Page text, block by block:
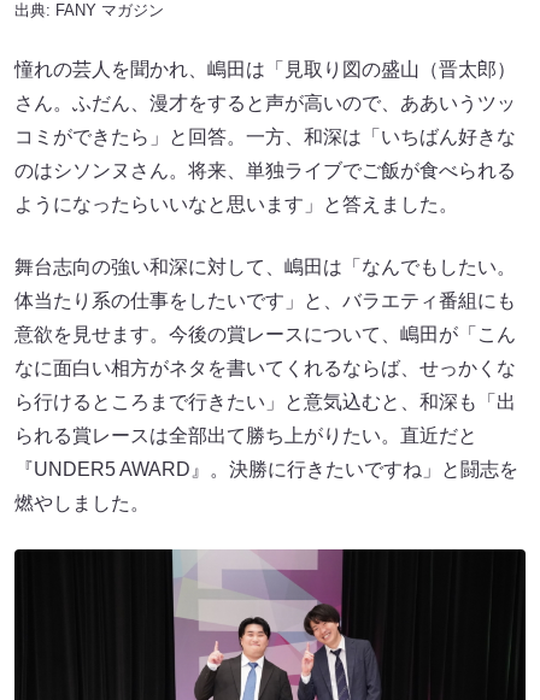
出典: FANY マガジン
憧れの芸人を聞かれ、嶋田は「見取り図の盛山（晋太郎）
さん。ふだん、漫才をすると声が高いので、ああいうツッ
コミができたら」と回答。一方、和深は「いちばん好きな
のはシソンヌさん。将来、単独ライブでご飯が食べられる
ようになったらいいなと思います」と答えました。
舞台志向の強い和深に対して、嶋田は「なんでもしたい。
体当たり系の仕事をしたいです」と、バラエティ番組にも
意欲を見せます。今後の賞レースについて、嶋田が「こん
なに面白い相方がネタを書いてくれるならば、せっかくな
ら行けるところまで行きたい」と意気込むと、和深も「出
られる賞レースは全部出て勝ち上がりたい。直近だと
『UNDER5 AWARD』。決勝に行きたいですね」と闘志を
燃やしました。